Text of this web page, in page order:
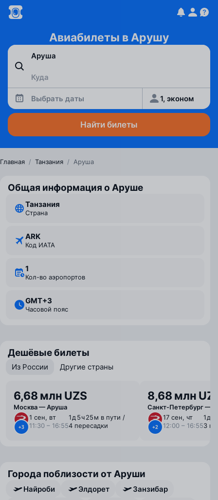
Авиабилеты в Арушу
Выбрать даты 1, эконом
Найти билеты
Главная / Танзания / Аруша
Общая информация о Аруше
Танзания
Страна
ARK
Код ИАТА
1
Кол-во аэропортов
GMT+3
Часовой пояс
Дешёвые билеты
Из России Другие страны
6,68 млн UZS
Москва — Аруша
+3
1 сен, вт
11:30 – 16:55
1 ⁠д 5 ⁠ч 25 ⁠м в пути /
4 пересадки
8,68 млн
Санкт-Петербург —
+2
17 сен, чт
12:00 – 16:55
1 ⁠д
3
Города поблизости от Аруши
Найроби Элдорет
Занзибар